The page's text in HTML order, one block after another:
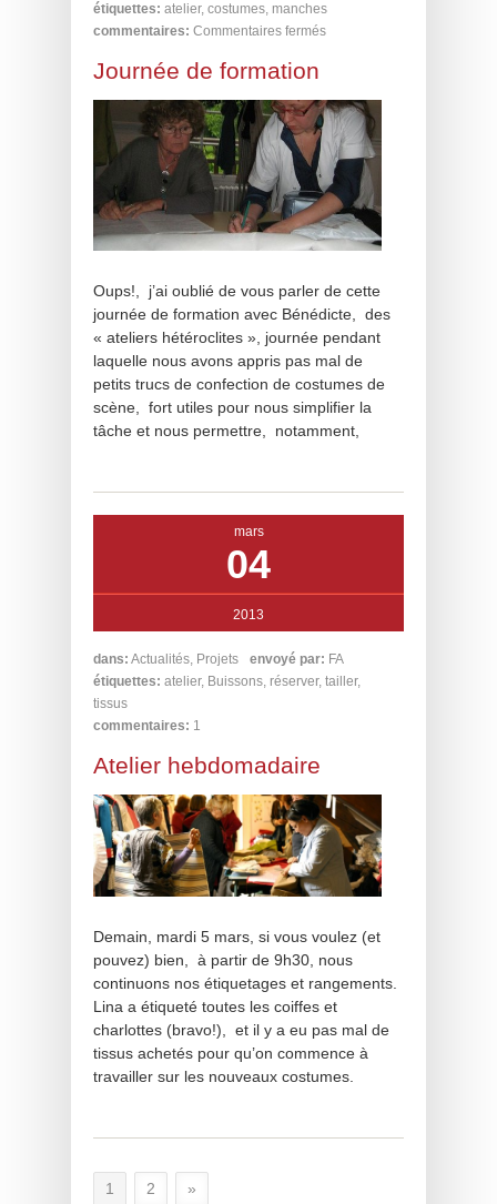
étiquettes: atelier, costumes, manches
commentaires: Commentaires fermés
Journée de formation
Oups!, j’ai oublié de vous parler de cette
journée de formation avec Bénédicte, des
« ateliers hétéroclites », journée pendant
laquelle nous avons appris pas mal de
petits trucs de confection de costumes de
scène, fort utiles pour nous simplifier la
tâche et nous permettre, notamment,
mars
04
2013
dans: Actualités Projets envoyé par: FA
étiquettes: atelier, Buissons réserver, tailler,
tissus
commentaires: 1
Atelier hebdomadaire
Demain, mardi 5 mars, si vous voulez (et
pouvez) bien, à partir de 9h30, nous
continuons nos étiquetages et rangements.
Lina a étiqueté toutes les coiffes et
charlottes (bravo!), et il y a eu pas mal de
tissus achetés pour qu’on commence à
travailler sur les nouveaux costumes.
1 2 »